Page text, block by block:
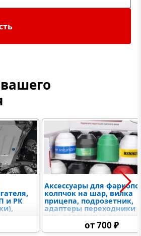
и РК
и
Аксессуары для
колпчок на шар, вилка
прицепа, подрозетник,
адаптеры переходники
пин, различные
крюков и американских
вставок, замковое
от 700 ₽